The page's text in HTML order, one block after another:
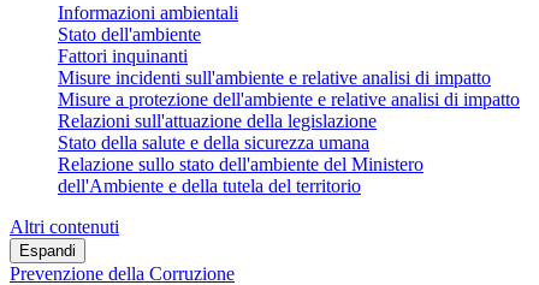
Informazioni ambientali
Stato dell'ambiente
Fattori inquinanti
Misure incidenti sull'ambiente e relative analisi di impatto
Misure a protezione dell'ambiente e relative analisi di impatto
Relazioni sull'attuazione della legislazione
Stato della salute e della sicurezza umana
Relazione sullo stato dell'ambiente del Ministero
dell'Ambiente e della tutela del territorio
Altri contenuti
Espandi
Prevenzione della Corruzione